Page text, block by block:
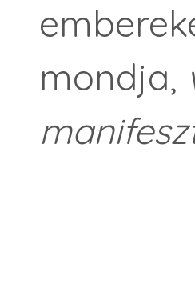
mondja,